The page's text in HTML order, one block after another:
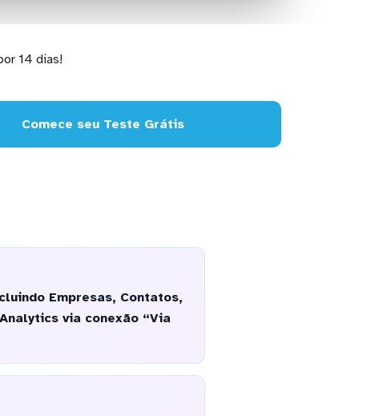
14 dias!
Comece seu Teste Grátis
Empresas, Contatos,
via conexão “Via